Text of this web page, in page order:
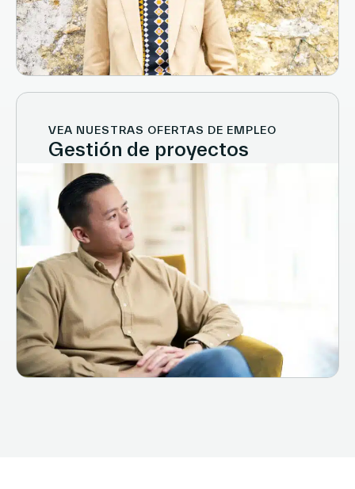
VEA NUESTRAS OFERTAS DE EMPLEO
Gestión de proyectos